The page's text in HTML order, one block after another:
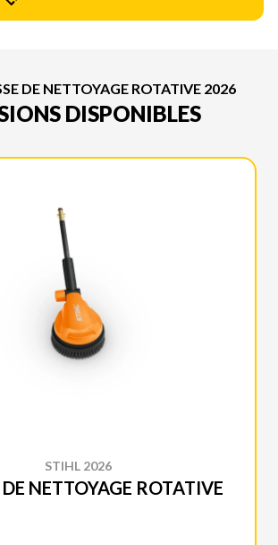
DE NETTOYAGE ROTATIVE 2026
DISPONIBLES
STIHL 2026
DE NETTOYAGE ROTATIVE